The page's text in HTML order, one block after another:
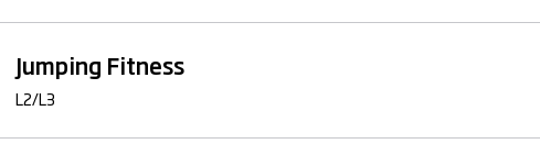
Jumping Fitness
L2/L3